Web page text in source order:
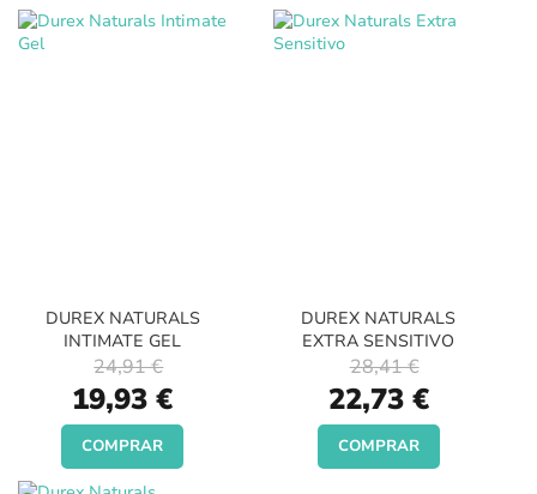
DUREX NATURALS
INTIMATE GEL
Special
Price
19,93 €
24,91 €
COMPRAR
DUREX NATURALS
EXTRA SENSITIVO
Special
Price
22,73 €
28,41 €
COMPRAR